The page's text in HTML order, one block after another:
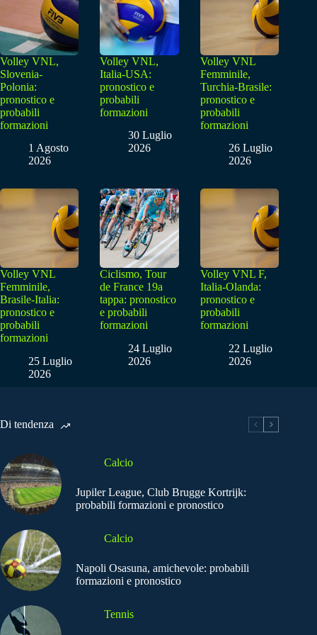
Volley VNL,
Slovenia-
Polonia:
pronostico e
probabili
formazioni
1 Agosto
2026
Volley VNL,
Italia-USA:
pronostico e
probabili
formazioni
30 Luglio
2026
Volley VNL
Femminile,
Turchia-Brasile:
pronostico e
probabili
formazioni
26 Luglio
2026
Volley VNL
Femminile,
Brasile-Italia:
pronostico e
probabili
formazioni
25 Luglio
2026
Ciclismo, Tour
de France 19a
tappa: pronostico
e probabili
formazioni
24 Luglio
2026
Volley VNL F,
Italia-Olanda:
pronostico e
probabili
formazioni
22 Luglio
2026
Di tendenza
Calcio
Jupiler League, Club Brugge Kortrijk:
probabili formazioni e pronostico
Calcio
Napoli Osasuna, amichevole: probabili
formazioni e pronostico
Tennis